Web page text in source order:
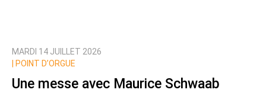
MARDI 14 JUILLET 2026
POINT D’ORGUE
Une messe avec Maurice Schwaab